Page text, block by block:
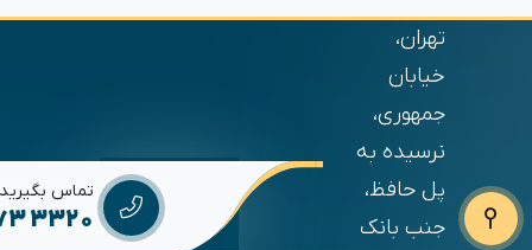
تهران،
خیابان
جمهوری،
نرسیده به
پل حافظ،
جنب بانک
تماس بگیرید
3320